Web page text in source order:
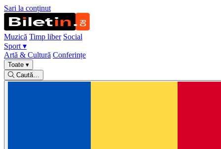
Sari la conținut
Muzică Timp liber Social
Sport ▾
Artă & Cultură Conferințe
Toate ▾
Caută…